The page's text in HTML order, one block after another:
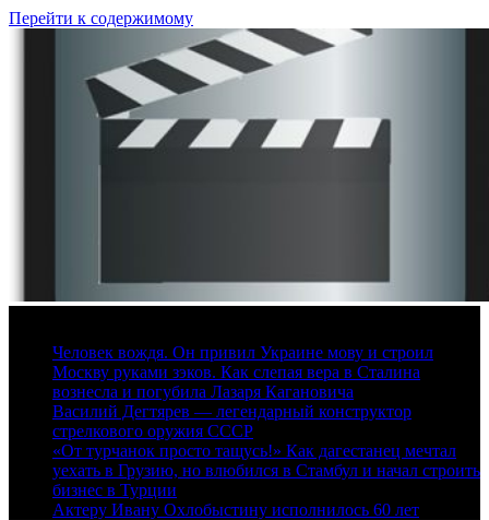
Перейти к содержимому
Человек вождя. Он привил Украине мову и строил
Москву руками зэков. Как слепая вера в Сталина
вознесла и погубила Лазаря Кагановича
Василий Дегтярев — легендарный конструктор
стрелкового оружия СССР
«От турчанок просто тащусь!» Как дагестанец мечтал
уехать в Грузию, но влюбился в Стамбул и начал строить
бизнес в Турции
Актеру Ивану Охлобыстину исполнилось 60 лет